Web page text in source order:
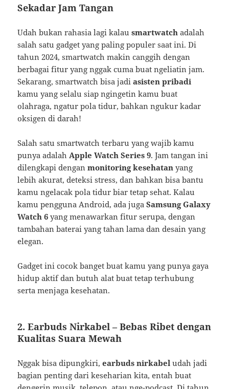
Sekadar Jam Tangan
Udah bukan rahasia lagi kalausmartwatch adalah
salah satu gadget yang paling populer saat ini. Di
tahun 2024, smartwatch makin canggih dengan
berbagai fitur yang nggak cuma buat ngeliatin jam.
Sekarang, smartwatch bisa jadiasisten pribadi
kamu yang selalu siap ngingetin kamu buat
olahraga, ngatur pola tidur, bahkan ngukur kadar
oksigen di darah!
Salah satu smartwatch terbaru yang wajib kamu
punya adalah Apple Watch Series 9. Jam tangan ini
dilengkapi denganmonitoring kesehatan yang
lebih akurat, deteksi stress, dan bahkan bisa bantu
kamu ngelacak pola tidur biar tetap sehat. Kalau
kamu pengguna Android, ada jugaSamsung Galaxy
Watch 6 yang menawarkan fitur serupa, dengan
tambahan baterai yang tahan lama dan desain yang
elegan.
Gadget ini cocok banget buat kamu yang punya gaya
hidup aktif dan butuh alat buat tetap terhubung
serta menjaga kesehatan.
2.Earbuds Nirkabel – Bebas Ribet dengan
Kualitas Suara Mewah
Nggak bisa dipungkiri,earbuds nirkabel udah jadi
bagian penting dari keseharian kita, entah buat